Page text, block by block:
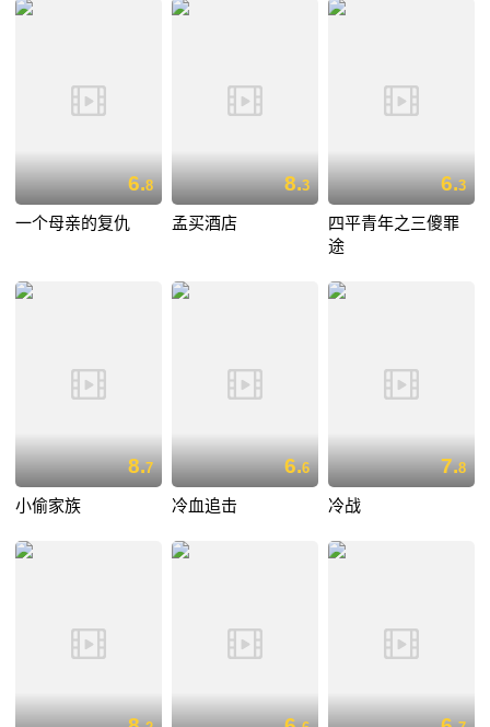
6.8
一个母亲的复仇
8.3
孟买酒店
6.3
四平青年之三傻罪
途
8.7
小偷家族
6.6
冷血追击
7.8
冷战